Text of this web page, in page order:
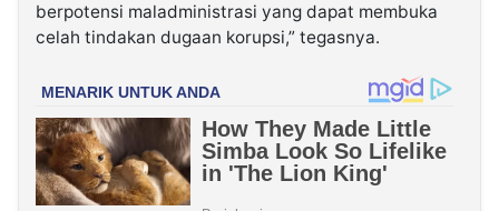
berpotensi maladministrasi yang dapat membuka
celah tindakan dugaan korupsi,” tegasnya.